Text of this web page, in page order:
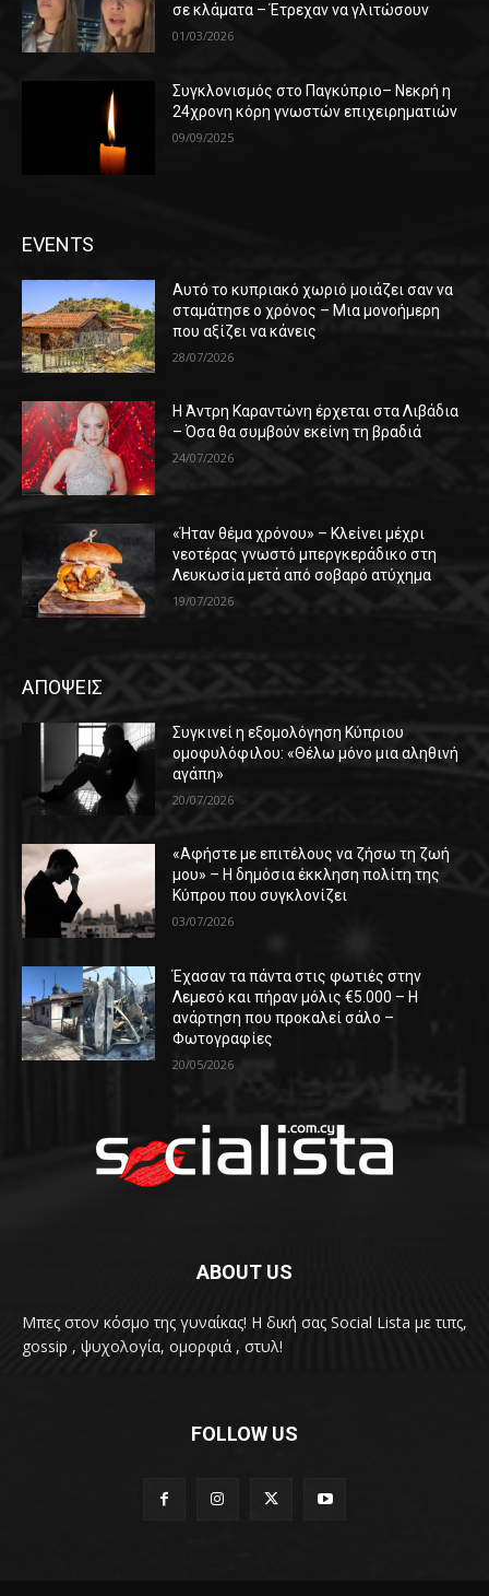
σε κλάματα – Έτρεχαν να γλιτώσουν
01/03/2026
Συγκλονισμός στο Παγκύπριο– Νεκρή η
24χρονη κόρη γνωστών επιχειρηματιών
09/09/2025
EVENTS
Αυτό το κυπριακό χωριό μοιάζει σαν να
σταμάτησε ο χρόνος – Μια μονοήμερη
που αξίζει να κάνεις
28/07/2026
Η Άντρη Καραντώνη έρχεται στα Λιβάδια
– Όσα θα συμβούν εκείνη τη βραδιά
24/07/2026
«Ήταν θέμα χρόνου» – Κλείνει μέχρι
νεοτέρας γνωστό μπεργκεράδικο στη
Λευκωσία μετά από σοβαρό ατύχημα
19/07/2026
ΑΠΟΨΕΙΣ
Συγκινεί η εξομολόγηση Κύπριου
ομοφυλόφιλου: «Θέλω μόνο μια αληθινή
αγάπη»
20/07/2026
«Αφήστε με επιτέλους να ζήσω τη ζωή
μου» – Η δημόσια έκκληση πολίτη της
Κύπρου που συγκλονίζει
03/07/2026
Έχασαν τα πάντα στις φωτιές στην
Λεμεσό και πήραν μόλις €5.000 – Η
ανάρτηση που προκαλεί σάλο –
Φωτογραφίες
20/05/2026
ABOUT US
Μπες στον κόσμο της γυναίκας! H δική σας Social Lista με τιπς,
gossip , ψυχολογία, ομορφιά , στυλ!
FOLLOW US